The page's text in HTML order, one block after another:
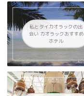
私とタイカオラックの出
会い カオラックおすすめ
ホテル